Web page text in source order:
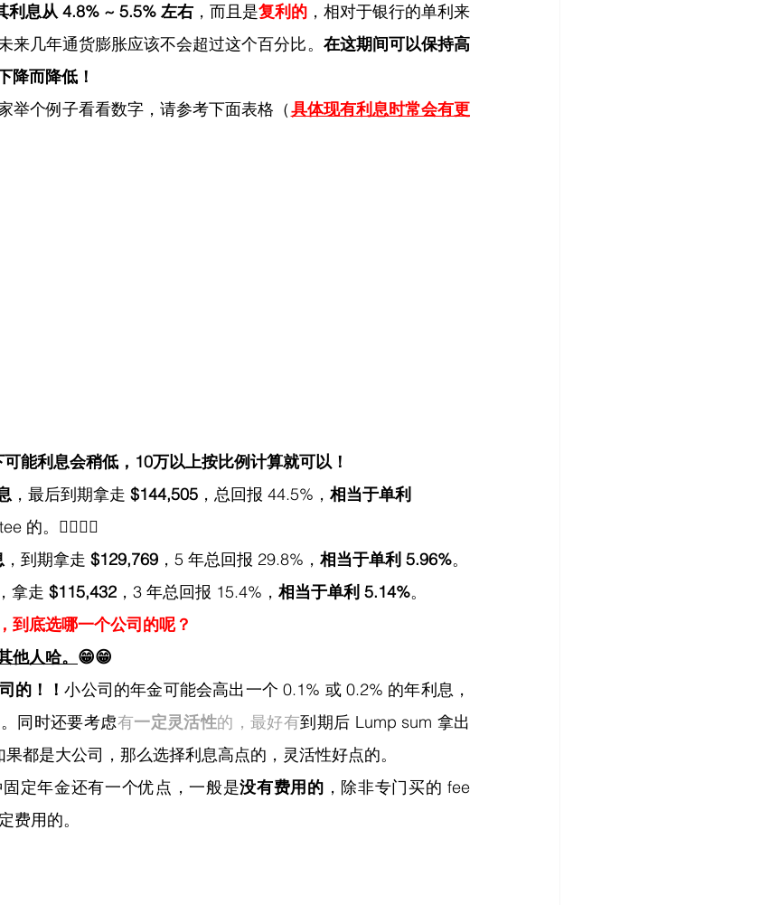
利息从 4.8% ~ 5.5% 左右 ，而且是复利的 ，相对于银行的单利来
来几年通货膨胀应该不会超过这个百分比。 在这期间可以保持高
降而降低！
举个例子看看数字，请参考下面表格（具体现有利息时常会有更
能利息会稍低，10万以上按比例计算就可以！
，最后到期拿走 $144,505 ，总回报 44.5%， 相当于单利
的。✌🏻✌🏻
，到期拿走 $129,769 ，5 年总回报 29.8%， 相当于单利 5.96%。
，拿走 $115,432 ，3 年总回报 15.4%， 相当于单利 5.14%。‍‍‍‍‍
到底选哪一个公司的呢？
他人哈。 😁😁
的！！小公司的年金可能会高出一个 0.1% 或 0.2% 的年利息，
同时还要考虑有一定灵活性的，最好有到期后 Lump sum 拿出
都是大公司，那么选择利息高点的，灵活性好点的。
定年金还有一个优点，一般是没有费用的 ，除非专门买的 fee
费用的。